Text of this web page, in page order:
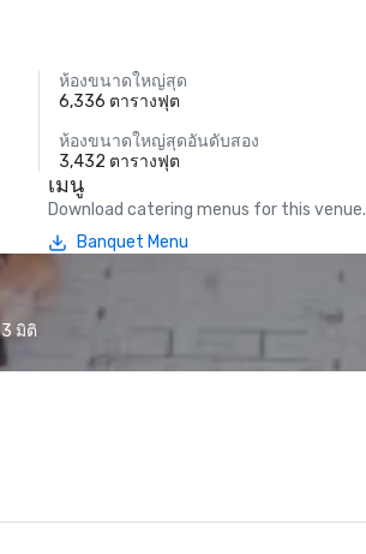
ห้องขนาดใหญ่สุด
6,336 ตารางฟุต
ห้องขนาดใหญ่สุดอันดับสอง
3,432 ตารางฟุต
เมนู
Download catering menus for this venue.
Banquet Menu
มิติ